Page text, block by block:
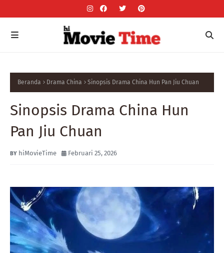
Beranda Drama China Sinopsis Drama China Hun Pan Jiu Chuan
Sinopsis Drama China Hun
Pan Jiu Chuan
hiMovieTime Februari 25, 2026